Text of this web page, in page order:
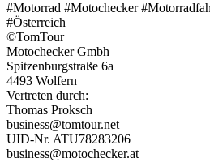
#Motorrad #Motochecker
#Österreich
©TomTour
Motochecker Gmbh
Spitzenburgstraße 6a
4493 Wolfern
Vertreten durch:
Thomas Proksch
business@tomtour.net
UID-Nr. ATU78283206
business@motochecker.at